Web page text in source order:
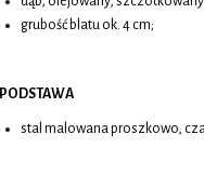
grubość blatu ok. 4 cm;
PODSTAWA
stal malowana proszkowo,